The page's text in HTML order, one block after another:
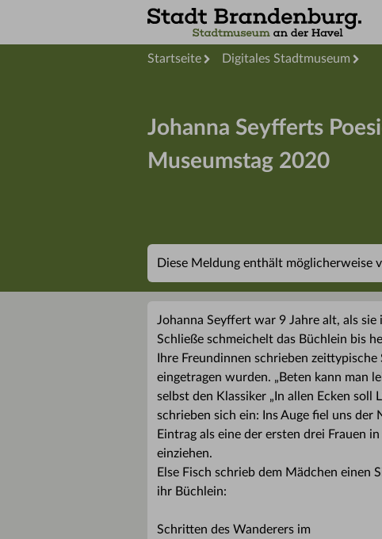
Startseite Digitales Stadtmuseum
Johanna Seyfferts
Museumstag 2020
Diese Meldung enthält möglicherweise
Johanna Seyffert war 9 Jahre alt, als
Schließe schmeichelt das Büchlein bis
Ihre Freundinnen schrieben
eingetragen wurden. „Beten kann man
selbst den Klassiker „In allen Ecken soll
schrieben sich ein: Ins Auge fiel uns der
Eintrag als eine der ersten drei Frauen
einziehen.
Else Fisch schrieb dem Mädchen einen
ihr Büchlein:
Schritten des Wanderers im